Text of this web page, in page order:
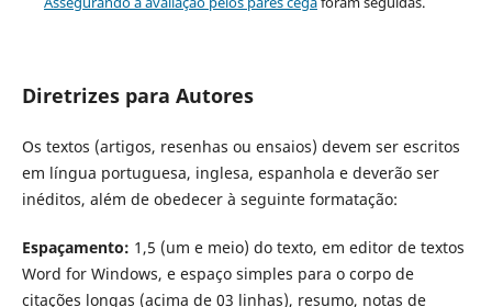
Diretrizes para Autores
Os textos (artigos, resenhas ou ensaios) devem ser escritos
em língua portuguesa, inglesa, espanhola e deverão ser
inéditos, além de obedecer à seguinte formatação:
Espaçamento: 1,5 (um e meio) do texto, em editor de textos
Word for Windows, e espaço simples para o corpo de
citações longas (acima de 03 linhas), resumo, notas de